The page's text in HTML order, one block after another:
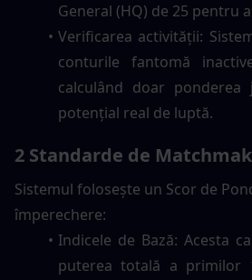
General (HQ) de 25 pentru
Verificarea activității:
conturile fantomă
calculând doar
potențial real de luptă.
2 Standarde de
Sistemul folosește un Scor de
împerechere:
Indicele de Bază: Acesta
puterea totală a primilor